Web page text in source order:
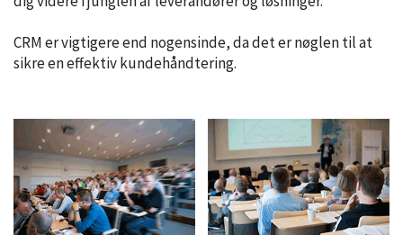
CRM er vigtigere end nogensinde, da det er nøglen til at
sikre en effektiv kundehåndtering.